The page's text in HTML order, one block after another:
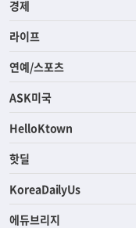
사회
경제
라이프
연예/스포츠
ASK미국
HelloKtown
핫딜